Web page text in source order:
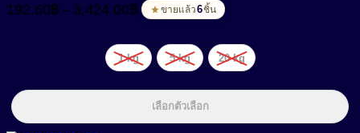
192.60฿ – 3,424.00฿ range:
through
3,424.00฿
ขายแล้ว6ชิ้น
1 kg 5 kg 20 kg
เลือกตัวเลือก